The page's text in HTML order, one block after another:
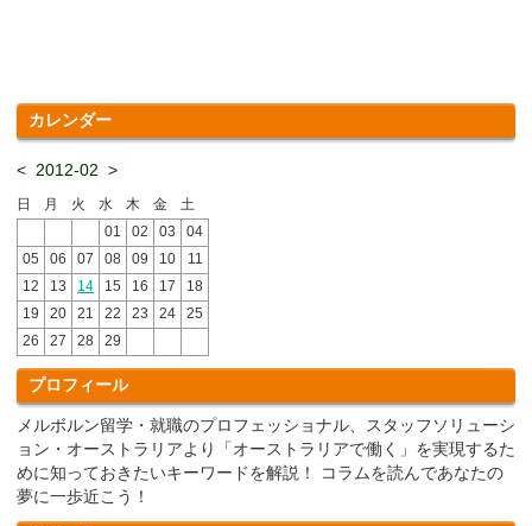
カレンダー
< 2012-02 >
日 月 火 水 木 金
土
01
02 03
04
05
06 07 08 09 10
11
12
13 14 15 16 17
18
19
20 21 22 23 24
25
26
27 28 29
プロフィール
メルボルン留学・就職のプロフェッショナル、スタッフソリューシ
ョン・オーストラリアより「オーストラリアで働く」を実現するた
めに知っておきたいキーワードを解説！ コラムを読んであなたの
夢に一歩近こう！